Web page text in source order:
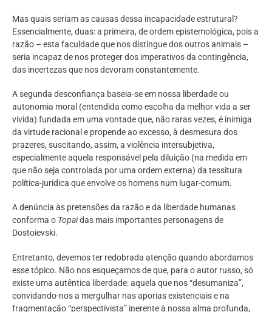
Mas quais seriam as causas dessa incapacidade estrutural?
Essencialmente, duas: a primeira, de ordem epistemológica, pois a
razão – esta faculdade que nos distingue dos outros animais –
seria incapaz de nos proteger dos imperativos da contingência,
das incertezas que nos devoram constantemente.
A segunda desconfiança baseia-se em nossa liberdade ou
autonomia moral (entendida como escolha da melhor vida a ser
vivida) fundada em uma vontade que, não raras vezes, é inimiga
da virtude racional e propende ao excesso, à desmesura dos
prazeres, suscitando, assim, a violência intersubjetiva,
especialmente aquela responsável pela diluição (na medida em
que não seja controlada por uma ordem externa) da tessitura
política-jurídica que envolve os homens num lugar-comum.
A denúncia às pretensões da razão e da liberdade humanas
conforma o Topaidas mais importantes personagens de
Dostoievski.
Entretanto, devemos ter redobrada atenção quando abordamos
esse tópico. Não nos esqueçamos de que, para o autor russo, só
existe uma autêntica liberdade: aquela que nos “desumaniza”,
convidando-nos a mergulhar nas aporias existenciais e na
fragmentação “perspectivista” inerente à nossa alma profunda,